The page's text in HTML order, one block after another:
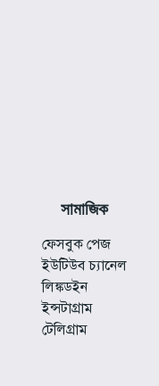
সামাজিক
ফেসবুক পেজ
ইউটিউব চ্যানেল
লিঙ্কডইন
ইন্সটাগ্রাম
টেলিগ্রাম